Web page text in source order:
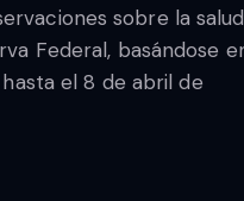
sobre la salud
Federal, basándose
el 8 de abril de